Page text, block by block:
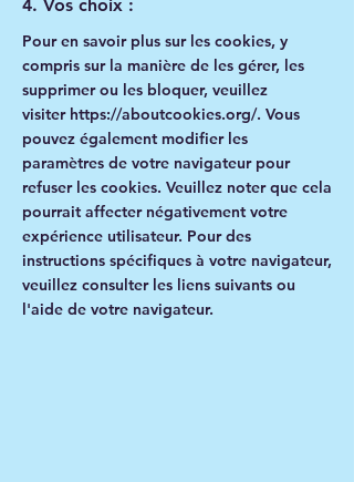
4. Vos choix :
Pour en savoir plus sur les cookies, y
compris sur la manière de les gérer, les
supprimer ou les bloquer, veuillez
visiter https://aboutcookies.org/. Vous
pouvez également modifier les
paramètres de votre navigateur pour
refuser les cookies. Veuillez noter que cela
pourrait affecter négativement votre
expérience utilisateur. Pour des
instructions spécifiques à votre navigateur,
veuillez consulter les liens suivants ou
l'aide de votre navigateur.